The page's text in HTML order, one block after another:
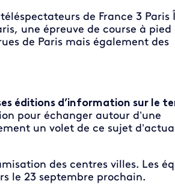
de France 3 Paris
une épreuve de course à pied
de Paris mais également des
éditions d’information sur le
pour échanger autour d’une
un volet de ce sujet
des centres villes. Les
le 23 septembre prochain.